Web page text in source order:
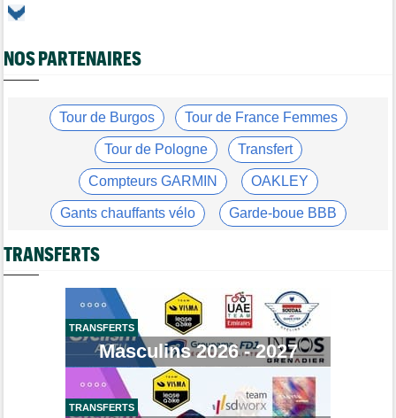
Route
Romain Bardet à l'hôpital après une chute dans la descente du
17:56
Tour de Pologne
Jan Christen : "J'ai dû me retenir pour ne pas attaquer trop tôt"
Tour de France Femmes
Kasia Niewiadoma fait coup double sur la 7e étape
17:28
Tour de Pologne
Joao Almeida a abandonné après une nouvelle chute
Média
L'abonnement à Cyclism'Actu sans pub ni pop up : 9,99€ pour 1
Média
Les vidéos cyclisme sont sur Dailymotion : Cyclism'Actu TV
Tour de Pologne
Jan Christen s'offre la 5e étape, trois français dans le top 5
Tour de France Femmes
La startlist complète du Tour Femmes... déjà 16 abandons
NOS PARTENAIRES
Tour de Burgos Tour de France Femmes
Tour de Pologne Transfert
Compteurs GARMIN OAKLEY
Gants chauffants vélo Garde-boue BBB
Casque ABUS
TRANSFERTS
TRANSFERTS
Masculins 2026 - 2027
TRANSFERTS